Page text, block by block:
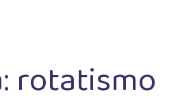
rotatismo